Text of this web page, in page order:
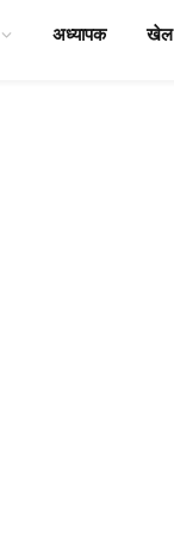
अध्यापक खेल